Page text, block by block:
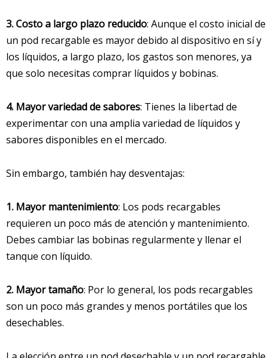
3. Costo a largo plazo reducido: Aunque el costo inicial de
un pod recargable es mayor debido al dispositivo en sí y
los líquidos, a largo plazo, los gastos son menores, ya
que solo necesitas comprar líquidos y bobinas.
4. Mayor variedad de sabores: Tienes la libertad de
experimentar con una amplia variedad de líquidos y
sabores disponibles en el mercado.
Sin embargo, también hay desventajas:
1. Mayor mantenimiento: Los pods recargables
requieren un poco más de atención y mantenimiento.
Debes cambiar las bobinas regularmente y llenar el
tanque con líquido.
2. Mayor tamaño: Por lo general, los pods recargables
son un poco más grandes y menos portátiles que los
desechables.